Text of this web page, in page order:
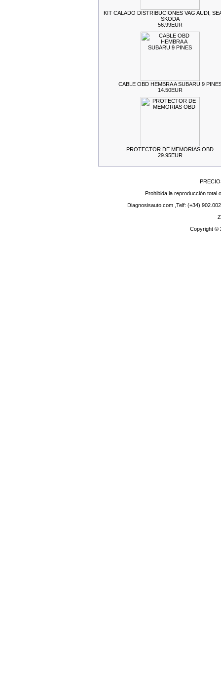
KIT CALADO DISTRIBUCIONES VAG AUDI,
SKODA
56.99EUR
CABLE OBD HEMBRA A SUBARU 9
14.50EUR
PROTECTOR DE MEMORIAS OBD
29.95EUR
Prohibida la reproducción total
Diagnosisauto.com ,Telf: (+34)
Copyright ©